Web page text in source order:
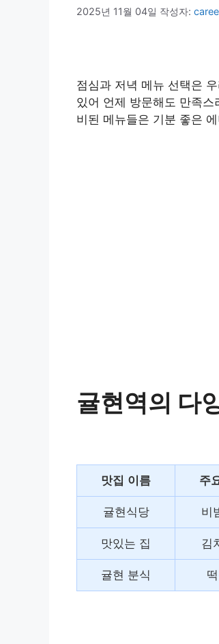
2025년 11월 04일 작성자:
점심과 저녁 메뉴 선택은
있어 언제 방문해도 만족
비된 메뉴들은 기분 좋은
귤현역의 다
맛집 이름 주
귤현식당 비
맛있는 집 김
귤현 분식